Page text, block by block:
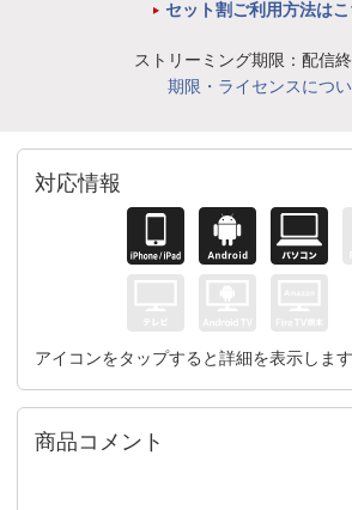
セット割ご利用方法はこ
ストリーミング期限：配信
期限・ライセンスにつ
対応情報
アイコンをタップすると詳細を表示します
商品コメント